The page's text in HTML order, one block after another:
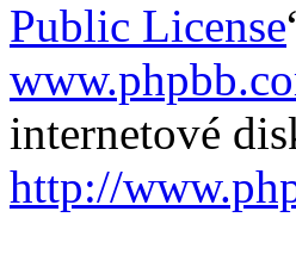
Public License
internetové
http://